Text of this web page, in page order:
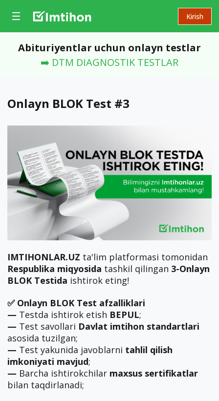
Kirish
Abituriyentlar uchun onlayn testlar
➡️ DTM DIAGNOSTIK TESTLAR
Onlayn BLOK Test #3
IMTIHONLAR.UZ ta'lim platformasi tomonidan
Respublika miqyosida tashkil qilingan 3-Onlayn
BLOK Testida ishtirok eting!
✅ Onlayn BLOK Test afzalliklari
— Testda ishtirok etish BEPUL;
— Test savollari Davlat imtihon standartlari
asosida tuzilgan;
— Test yakunida javoblarni tahlil qilish
imkoniyati mavjud;
— Barcha ishtirokchilar maxsus sertifikatlar
bilan taqdirlanadi;